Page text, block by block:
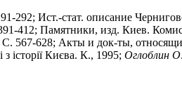
Ист.-стат. описание
412; Памятники, изд. Киев.
628; Акты и док-ты,
з icтоpiï Києва. К., 1995; Оглоблин О